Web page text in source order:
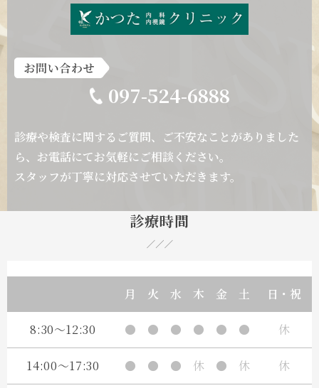
097-524-6888
診療や検査に関するご質問、ご不安なことがありました
ら、 お電話にてお気軽にご相談ください。
スタッフが丁寧に対応させていただきます。
診療時間
月 火 水 木 金 土 日・祝
8:30～12:30 ● ● ● ● ● ● 休
14:00～17:30 ● ● ● 休 ● 休 休